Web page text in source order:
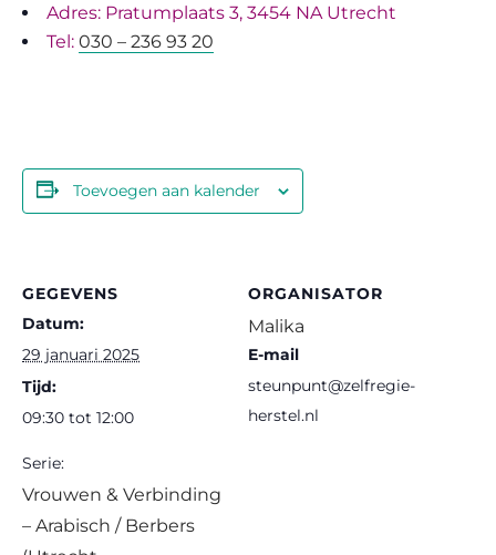
Adres: Pratumplaats 3, 3454 NA Utrecht
Tel: 030 – 236 93 20
Toevoegen aan kalender
GEGEVENS
Datum:
29 januari 2025
Tijd:
09:30 tot 12:00
Serie:
Vrouwen & Verbinding
– Arabisch / Berbers
ORGANISATOR
Malika
E-mail
steunpunt@zelfregie-
herstel.nl